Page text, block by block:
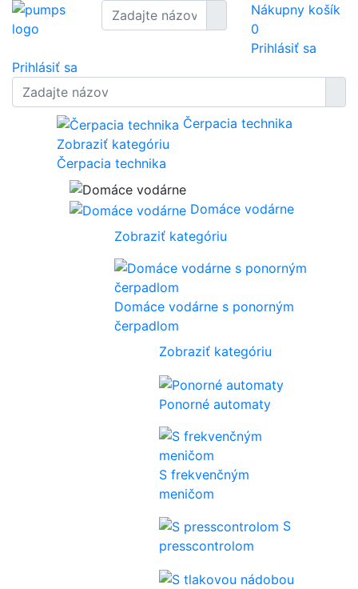
Nákupny košík
0
Prihlásiť sa
Prihlásiť sa
Čerpacia technika
Zobraziť kategóriu
Čerpacia technika
Domáce vodárne
Zobraziť kategóriu
Domáce vodárne s ponorným
čerpadlom
Zobraziť kategóriu
Ponorné automaty
S frekvenčným
meničom
S
presscontrolom